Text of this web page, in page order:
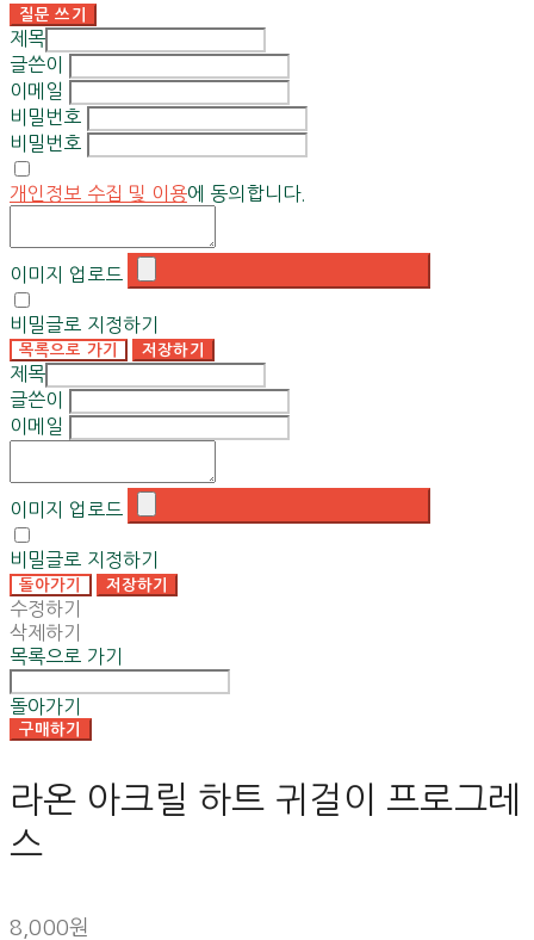
질문 쓰기
제목
글쓴이
이메일
비밀번호
비밀번호
개인정보 수집 및 이용에 동의합니다.
이미지 업로드
비밀글로 지정하기
목록으로 가기 저장하기
제목
글쓴이
이메일
이미지 업로드
비밀글로 지정하기
돌아가기 저장하기
수정하기
삭제하기
목록으로 가기
돌아가기
구매하기
라온 아크릴 하트 귀걸이 프로그레
스
8,000원